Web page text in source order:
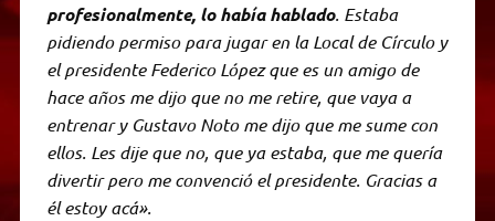
profesionalmente, lo había hablado. Estaba
pidiendo permiso para jugar en la Local de Círculo y
el presidente Federico López que es un amigo de
hace años me dijo que no me retire, que vaya a
entrenar y Gustavo Noto me dijo que me sume con
ellos. Les dije que no, que ya estaba, que me quería
divertir pero me convenció el presidente. Gracias a
él estoy acá».